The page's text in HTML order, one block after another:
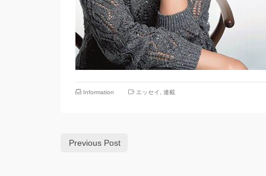
Information エッセイ 連載
Previous Post